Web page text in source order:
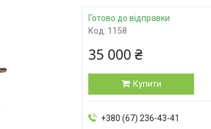
Готово до відправки
Код: 1158
35 000 ₴
Купити
+380 (67) 236-43-41